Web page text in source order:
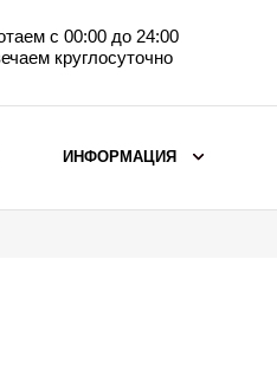
с 00:00 до 24:00
круглосуточно
ИНФОРМАЦИЯ